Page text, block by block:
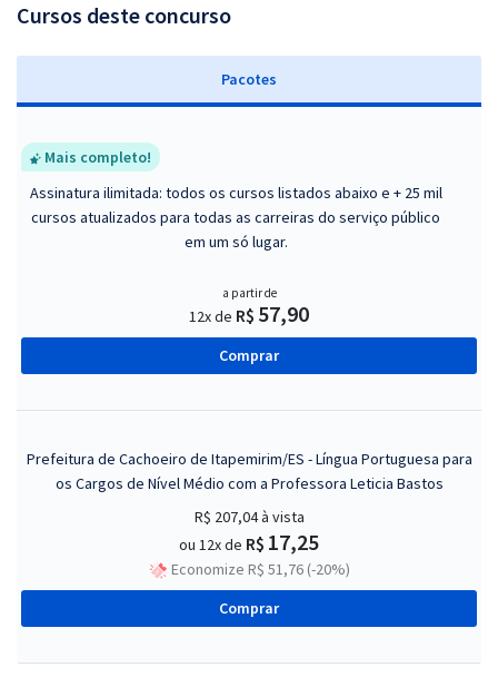
Cursos deste concurso
Pacotes
Mais completo!
Assinatura ilimitada: todos os cursos listados abaixo e + 25 mil
cursos atualizados para todas as carreiras do serviço público
em um só lugar.
a partir de
12x de R$ 57,90
Comprar
Prefeitura de Cachoeiro de Itapemirim/ES - Língua Portuguesa para
os Cargos de Nível Médio com a Professora Leticia Bastos
R$ 207,04à vista
ou 12x de R$ 17,25
Economize R$ 51,76 (-20%)
Comprar